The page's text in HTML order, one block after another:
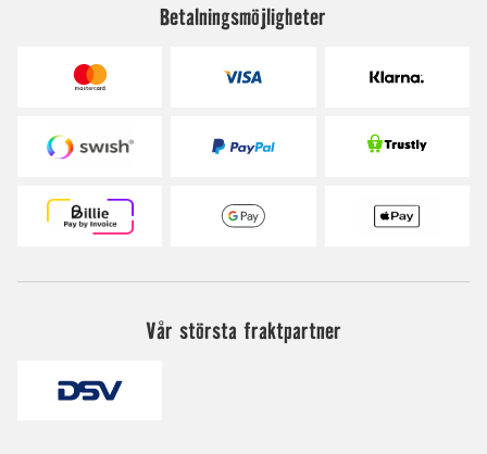
Betalningsmöjligheter
Vår största fraktpartner